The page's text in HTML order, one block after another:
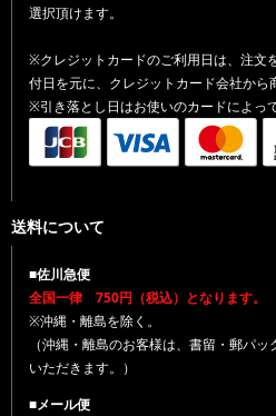
選択頂けます。
※クレジットカードのご利用日は、注文
付日を元に、クレジットカード会社から
※引き落とし日はお使いのカードによっ
送料について
■佐川急便
全国一律 750円（税込）となります。
※沖縄・離島を除く。
（沖縄・離島のお客様は、書留・郵パ
いただきます。）
■メール便